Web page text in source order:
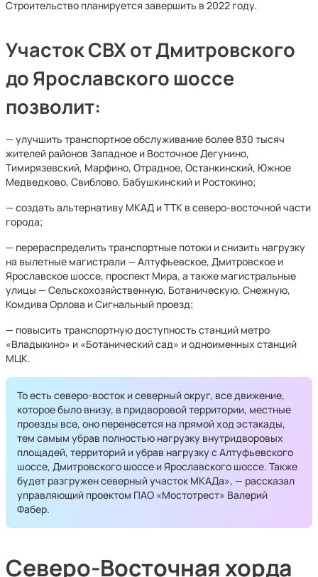
Строительство планируется завершить в 2022 году.
Участок СВХ от Дмитровского
до Ярославского шоссе
позволит:
— улучшить транспортное обслуживание более 830 тысяч
жителей районов Западное и Восточное Дегунино,
Тимирязевский, Марфино, Отрадное, Останкинский, Южное
Медведково, Свиблово, Бабушкинский и Ростокино;
— создать альтернативу МКАД и ТТК в северо-восточной части
города;
— перераспределить транспортные потоки и снизить нагрузку
на вылетные магистрали — Алтуфьевское, Дмитровское и
Ярославское шоссе, проспект Мира, а также магистральные
улицы — Сельскохозяйственную, Ботаническую, Снежную,
Комдива Орлова и Сигнальный проезд;
— повысить транспортную доступность станций метро
«Владыкино» и «Ботанический сад» и одноименных станций
МЦК.
То есть северо-восток и северный округ, все движение,
которое было внизу, в придворовой территории, местные
проезды все, оно перенесется на прямой ход эстакады,
тем самым убрав полностью нагрузку внутридворовых
площадей, территорий и убрав нагрузку с Алтуфьевского
шоссе, Дмитровского шоссе и Ярославского шоссе. Также
будет разгружен северный участок МКАДа», — рассказал
управляющий проектом ПАО «Мостотрест» Валерий
Фабер.
Северо-Восточная хорда